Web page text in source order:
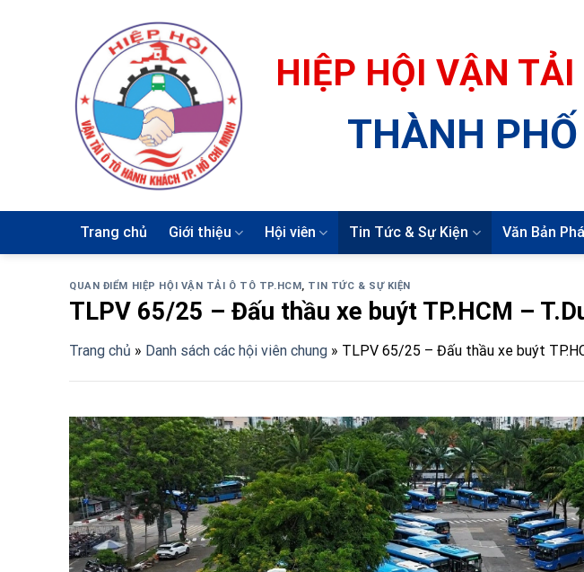
HIỆP HỘI VẬN
THÀNH
Trang chủ Giới thiệu Hội viên Tin Tức & Sự Kiện Văn Bản
QUAN ĐIỂM HIỆP HỘI VẬN TẢI Ô TÔ TP.HCM, TIN TỨC & SỰ KIỆN
TLPV 65/25 – Đấu thầu xe buýt TP.HCM –
Trang chủ » Danh sách các hội viên chung » TLPV 65/25 – Đấu thầu xe buýt